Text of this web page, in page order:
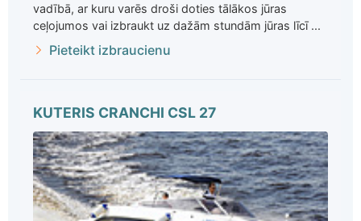
vadībā, ar kuru varēs droši doties tālākos jūras
ceļojumos vai izbraukt uz dažām stundām jūras līcī ...
Pieteikt izbraucienu
KUTERIS CRANCHI CSL 27